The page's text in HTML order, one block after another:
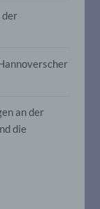
der
an der
die
Daten